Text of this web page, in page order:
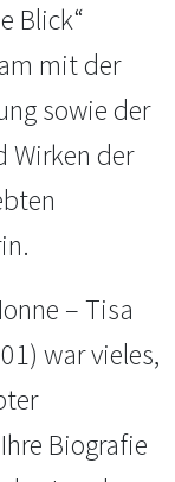
Blick“
mit der
sowie der
Wirken der
– Tisa
war vieles,
Biografie